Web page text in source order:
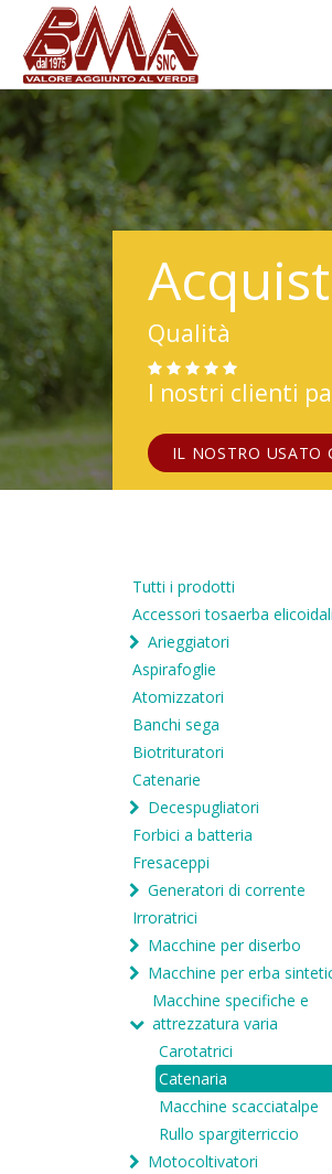
Qualità
I nostri clienti
IL NOSTRO USATO
Tutti i prodotti
Accessori tosaerba elicoidali
Arieggiatori
Aspirafoglie
Atomizzatori
Banchi sega
Biotrituratori
Catenarie
Decespugliatori
Forbici a batteria
Fresaceppi
Generatori di corrente
Irroratrici
Macchine per diserbo
Macchine per erba
Macchine specifiche e
attrezzatura varia
Carotatrici
Catenaria
Macchine scacciatalpe
Rullo spargiterriccio
Motocoltivatori